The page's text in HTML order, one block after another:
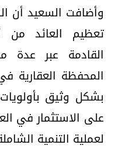
وأضافت السعید أن
تعظیم العائد من
القادمة عبر عدة
المحفظة العقاریة
بشكل وثیق
على الاستثمار في
لعملیة التنمیة